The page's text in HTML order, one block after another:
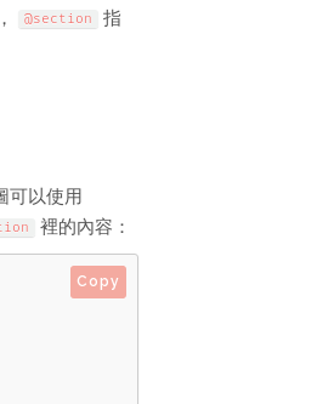
@section
指
可以使用
裡的內容：
Copy